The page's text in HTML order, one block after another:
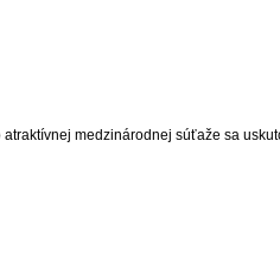
medzinárodnej súťaže sa